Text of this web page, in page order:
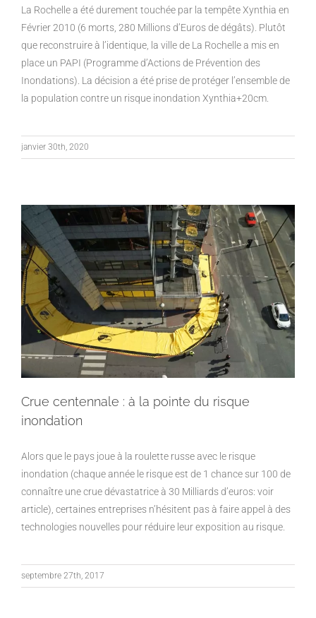
La Rochelle a été durement touchée par la tempête Xynthia en
Février 2010 (6 morts, 280 Millions d’Euros de dégâts). Plutôt
que reconstruire à l’identique, la ville de La Rochelle a mis en
place un PAPI (Programme d’Actions de Prévention des
Inondations). La décision a été prise de protéger l’ensemble de
la population contre un risque inondation Xynthia+20cm.
janvier 30th, 2020
Crue centennale : à la pointe du risque
inondation
Alors que le pays joue à la roulette russe avec le risque
inondation (chaque année le risque est de 1 chance sur 100 de
connaître une crue dévastatrice à 30 Milliards d’euros: voir
article), certaines entreprises n’hésitent pas à faire appel à des
technologies nouvelles pour réduire leur exposition au risque.
septembre 27th, 2017